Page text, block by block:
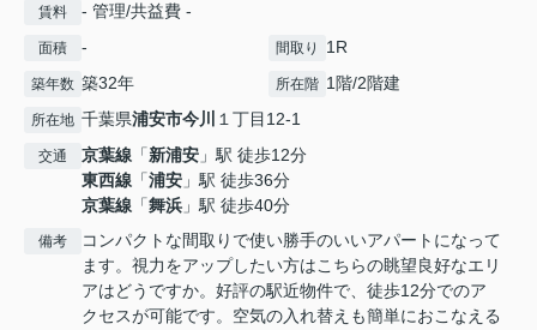
賃料 - 管理/共益費 -
面積 - 間取り 1R
築年数 築32年 所在階 1階/2階建
所在地 千葉県浦安市今川 １丁目12-1
交通 京葉線 「新浦安 」駅 徒歩12分
東西線 「浦安 」駅 徒歩36分
京葉線 「舞浜 」駅 徒歩40分
備考
コンパクトな間取りで使い勝手のいいアパートになって
ます。視力をアップしたい方はこちらの眺望良好なエリ
アはどうですか。好評の駅近物件で、徒歩12分でのア
クセスが可能です。空気の入れ替えも簡単におこなえる